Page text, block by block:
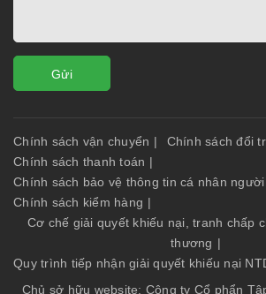
Gửi
Chính sách vận chuyển | Chính sách đổi
Chính sách thanh toán |
Chính sách bảo vệ thông tin cá nhân
Chính sách kiểm hàng |
Cơ chế giải quyết khiếu nại, tranh chấp
thương |
Quy trình tiếp nhận giải quyết khiếu nại
Chủ sở hữu website: Công ty Cổ phẩn